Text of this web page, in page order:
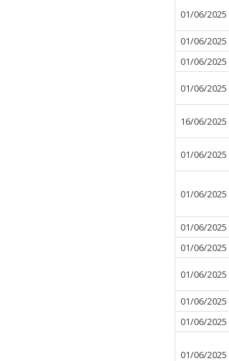
01/06/2025
01/06/2025
01/06/2025
01/06/2025
16/06/2025
01/06/2025
01/06/2025
01/06/2025
01/06/2025
01/06/2025
01/06/2025
01/06/2025
01/06/2025